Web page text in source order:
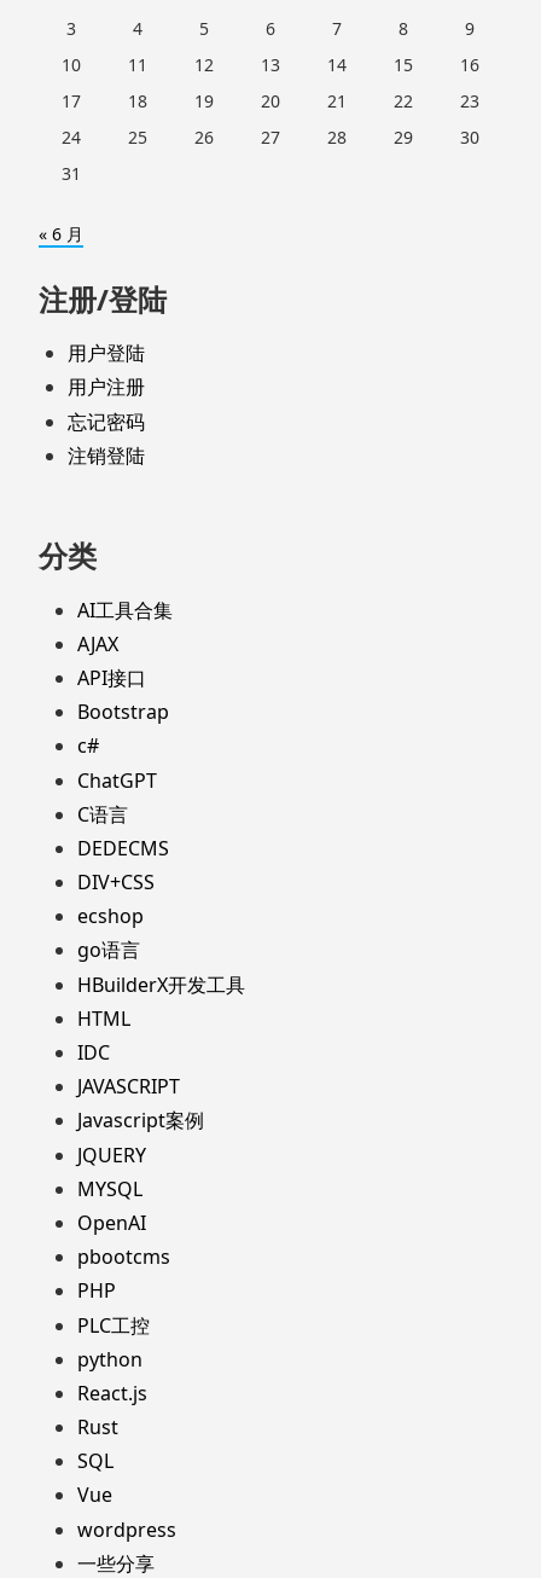
3
4 5 6 7 8
9
10
11 12 13 14 15
16
17
18 19 20 21 22
23
24
25 26 27 28 29
30
31
« 6 月
注册/登陆
用户登陆
用户注册
忘记密码
注销登陆
分类
AI工具合集
AJAX
API接口
Bootstrap
c#
ChatGPT
C语言
DEDECMS
DIV+CSS
ecshop
go语言
HBuilderX开发工具
HTML
IDC
JAVASCRIPT
Javascript案例
JQUERY
MYSQL
OpenAI
pbootcms
PHP
PLC工控
python
React.js
Rust
SQL
Vue
wordpress
一些分享